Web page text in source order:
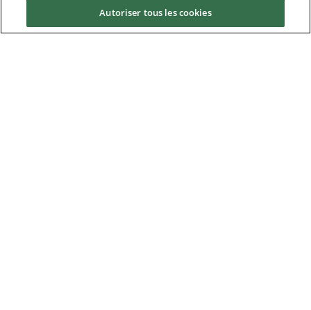
News & Media
Autoriser tous les cookies